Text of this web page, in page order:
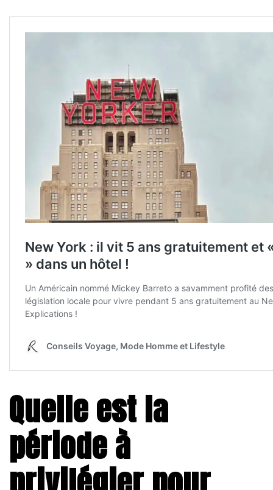
Quelle est la
période à